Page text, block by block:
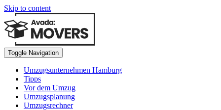
Skip to content
Toggle Navigation
Umzugsunternehmen Hamburg
Tipps
Vor dem Umzug
Umzugsplanung
Umzugsrechner